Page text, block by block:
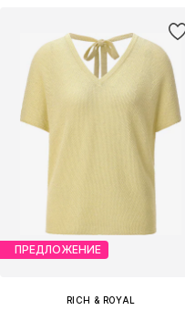
ПРЕДЛОЖЕНИЕ
RICH & ROYAL